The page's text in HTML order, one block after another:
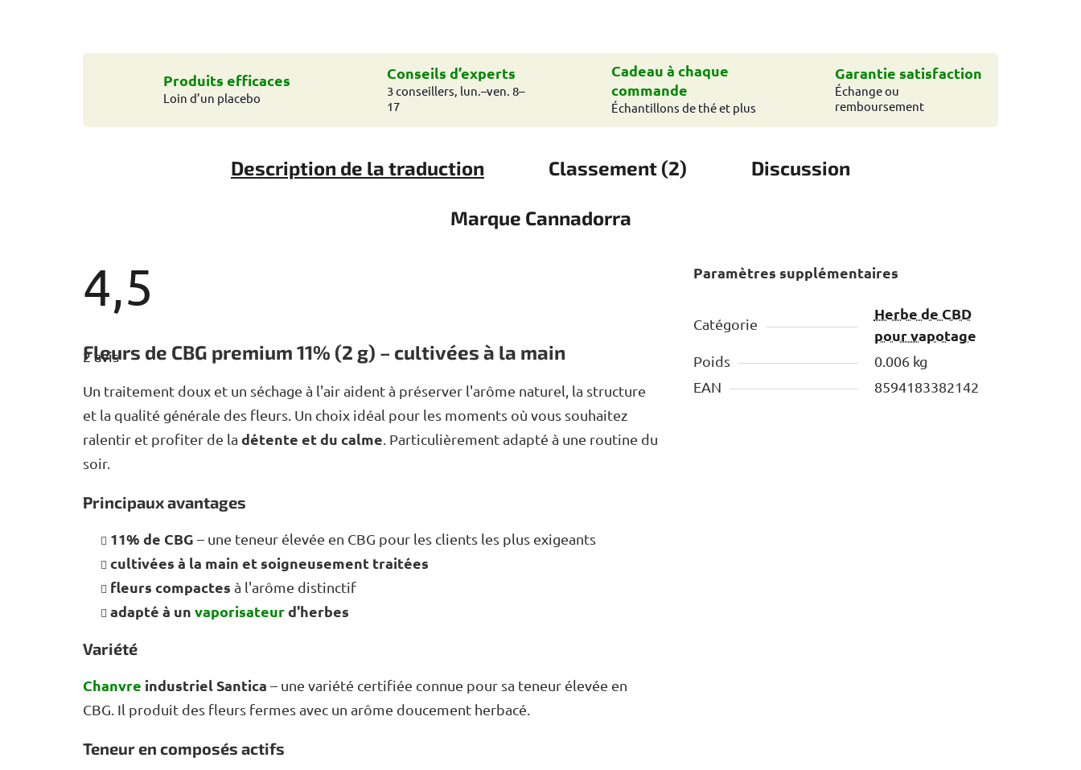
Produits efficaces
Loin d’un placebo
Conseils d’experts
3 conseillers, lun.–ven. 8–
17
Cadeau à chaque
commande
Échantillons de thé et plus
Garantie satisfaction
Échange ou
remboursement
Description de la traduction Classement (2) Discussion
Marque Cannadorra
4,5
moyenne
du
est
de
4,5
sur
5
étoiles.
2 avis
Fleurs de CBG premium 11% (2 g) – cultivées à la main
Un traitement doux et un séchage à l'air aident à préserver l'arôme naturel, la structure
et la qualité générale des fleurs. Un choix idéal pour les moments où vous souhaitez
ralentir et profiter de la détente et du calme . Particulièrement adapté à une routine du
soir.
Principaux avantages
11% de CBG – une teneur élevée en CBG pour les clients les plus exigeants
cultivées à la main et soigneusement traitées
fleurs compactes à l'arôme distinctif
adapté à un vaporisateurd'herbes
Variété
Chanvre industriel Santica – une variété certifiée connue pour sa teneur élevée en
CBG. Il produit des fleurs fermes avec un arôme doucement herbacé.
Teneur en composés actifs
Paramètres supplémentaires
Catégorie
Herbe de CBD
pour vapotage
Poids
0.006 kg
EAN
8594183382142